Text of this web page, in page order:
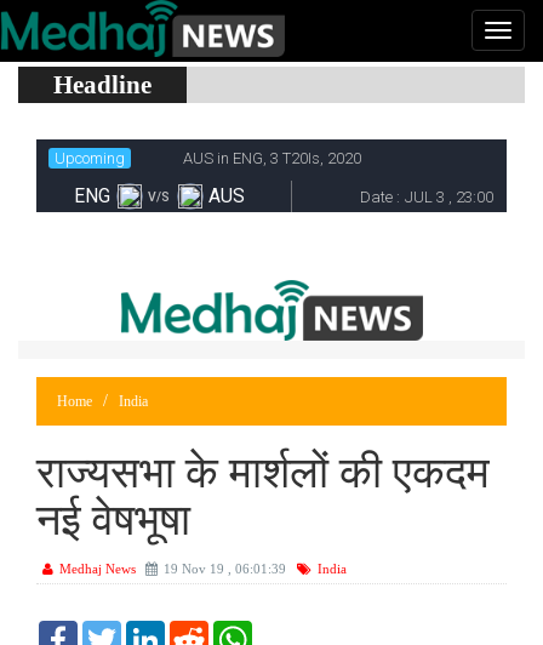
Headline
Home India
राज्यसभा के मार्शलों की एकदम
नई वेषभूषा
Medhaj News 19 Nov 19 , 06:01:39 India
F
T
L
R